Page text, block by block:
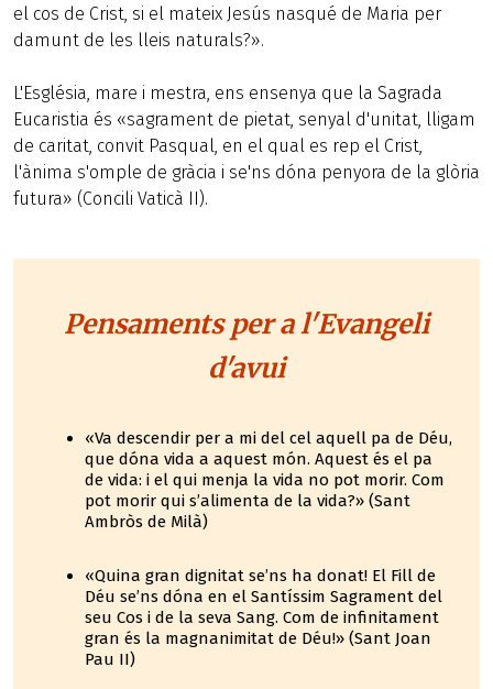
el cos de Crist, si el mateix Jesús nasqué de Maria per
damunt de les lleis naturals?».
L'Església, mare i mestra, ens ensenya que la Sagrada
Eucaristia és «sagrament de pietat, senyal d'unitat, lligam
de caritat, convit Pasqual, en el qual es rep el Crist,
l'ànima s'omple de gràcia i se'ns dóna penyora de la glòria
futura» (Concili Vaticà II).
Pensaments per a l'Evangeli
d'avui
«Va descendir per a mi del cel aquell pa de Déu,
que dóna vida a aquest món. Aquest és el pa
de vida: i el qui menja la vida no pot morir. Com
pot morir qui s’alimenta de la vida?» (Sant
Ambròs de Milà)
«Quina gran dignitat se’ns ha donat! El Fill de
Déu se’ns dóna en el Santíssim Sagrament del
seu Cos i de la seva Sang. Com de infinitament
gran és la magnanimitat de Déu!» (Sant Joan
Pau II)